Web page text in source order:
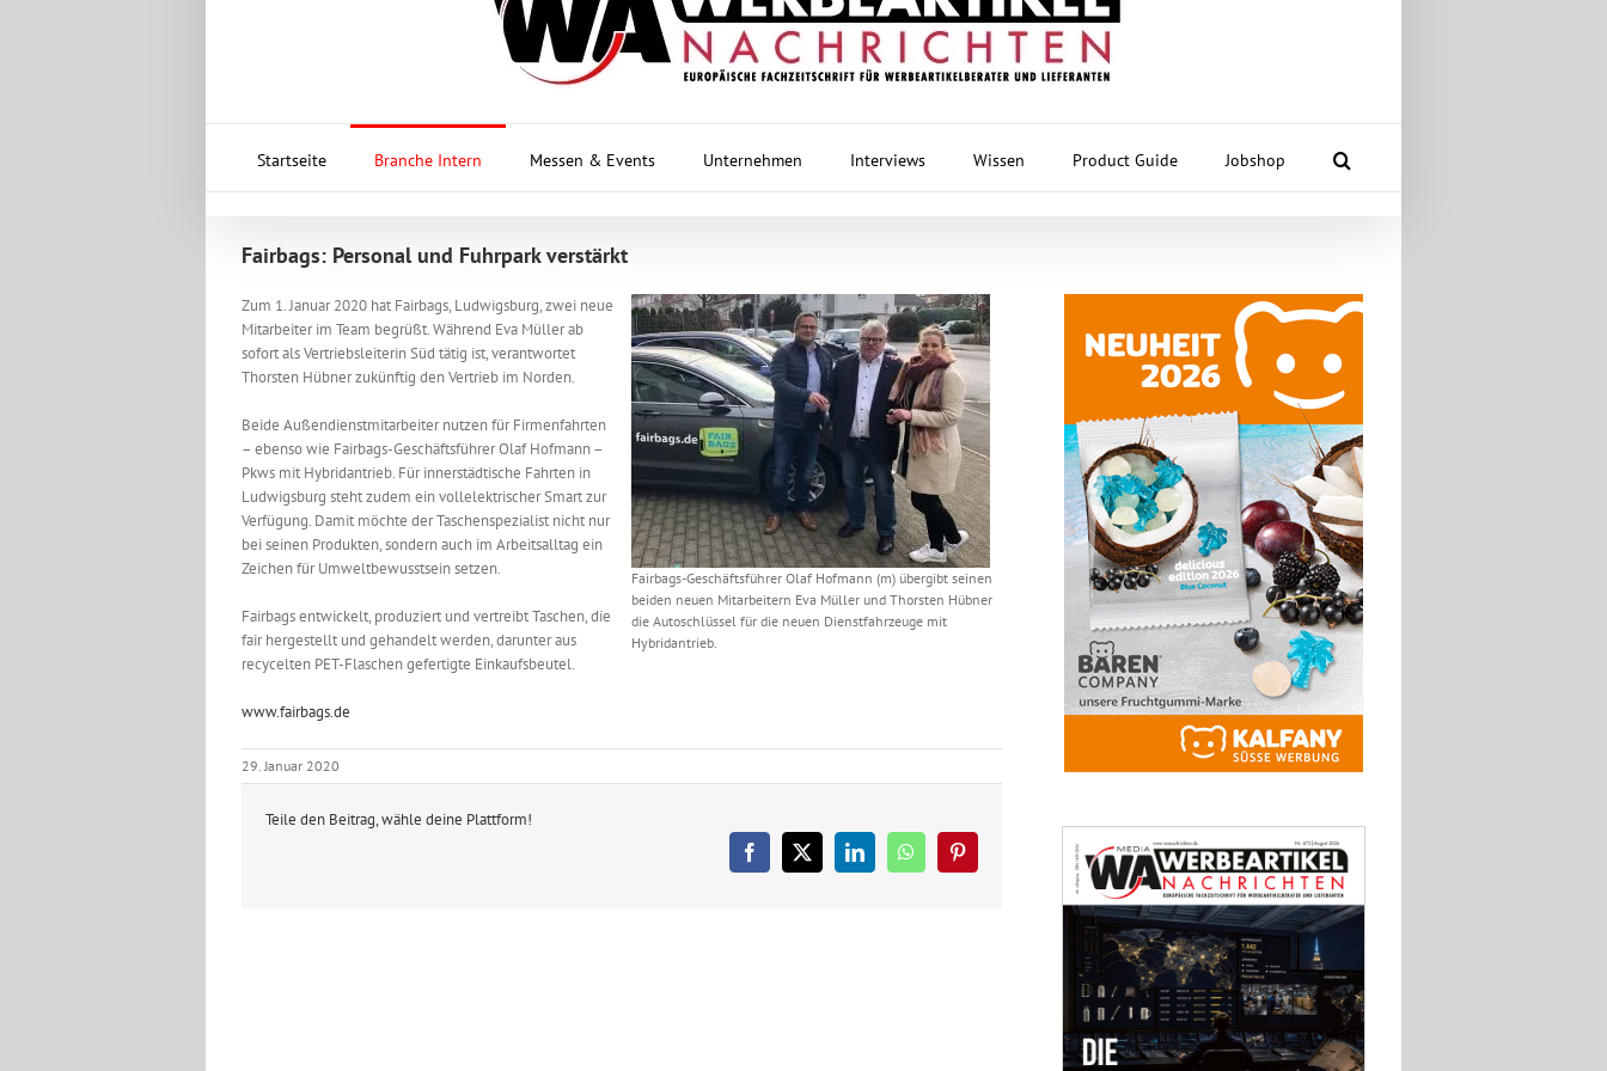
Startseite Branche Intern Messen & Events Unternehmen Interviews Wissen Product Guide Jobshop
Fairbags: Personal und Fuhrpark verstärkt
Fairbags-Geschäftsführer Olaf Hofmann (m) übergibt seinen
beiden neuen Mitarbeitern Eva Müller und Thorsten Hübner
die Autoschlüssel für die neuen Dienstfahrzeuge mit
Hybridantrieb.
Zum 1. Januar 2020 hat Fairbags, Ludwigsburg, zwei neue
Mitarbeiter im Team begrüßt. Während Eva Müller ab
sofort als Vertriebsleiterin Süd tätig ist, verantwortet
Thorsten Hübner zukünftig den Vertrieb im Norden.
Beide Außendienstmitarbeiter nutzen für Firmenfahrten
– ebenso wie Fairbags-Geschäftsführer Olaf Hofmann –
Pkws mit Hybridantrieb. Für innerstädtische Fahrten in
Ludwigsburg steht zudem ein vollelektrischer Smart zur
Verfügung. Damit möchte der Taschenspezialist nicht nur
bei seinen Produkten, sondern auch im Arbeitsalltag ein
Zeichen für Umweltbewusstsein setzen.
Fairbags entwickelt, produziert und vertreibt Taschen, die
fair hergestellt und gehandelt werden, darunter aus
recycelten PET-Flaschen gefertigte Einkaufsbeutel.
www.fairbags.de
29. Januar 2020
Teile den Beitrag, wähle deine Plattform!
Facebook
X LinkedInWhatsAppPinterest